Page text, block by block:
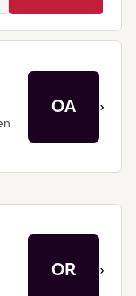
OA ›
OR ›